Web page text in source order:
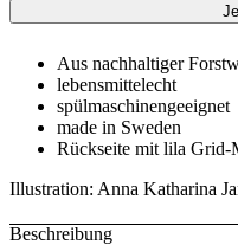
Aus nachhaltiger
lebensmittelecht
spülmaschinengeeignet
made in Sweden
Rückseite mit lila Grid-
Illustration: Anna Katharina
Beschreibung